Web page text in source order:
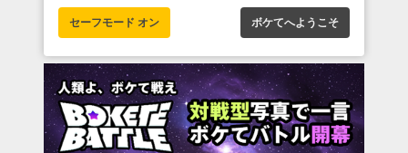
セーフモード オン ボケてへようこそ